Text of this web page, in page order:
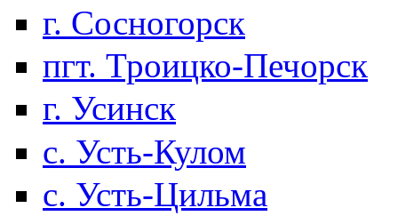
г. Сосногорск
пгт. Троицко-Печорск
г. Усинск
с. Усть-Кулом
с. Усть-Цильма